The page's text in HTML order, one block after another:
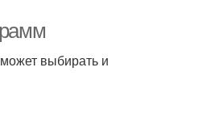
выбирать и